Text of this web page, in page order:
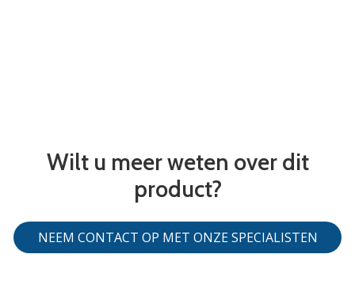
Wilt u meer weten over dit
product?
NEEM CONTACT OP MET ONZE SPECIALISTEN